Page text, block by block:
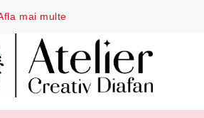
mai multe